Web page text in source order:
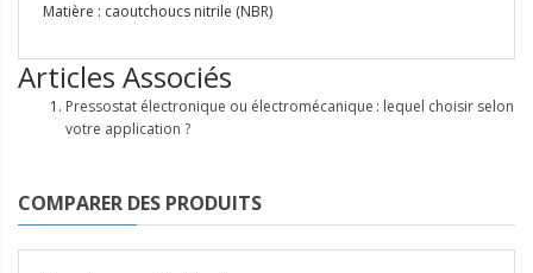
Matière : caoutchoucs nitrile (NBR)
Articles Associés
Pressostat électronique ou électromécanique : lequel choisir selon
votre application ?
COMPARER DES PRODUITS